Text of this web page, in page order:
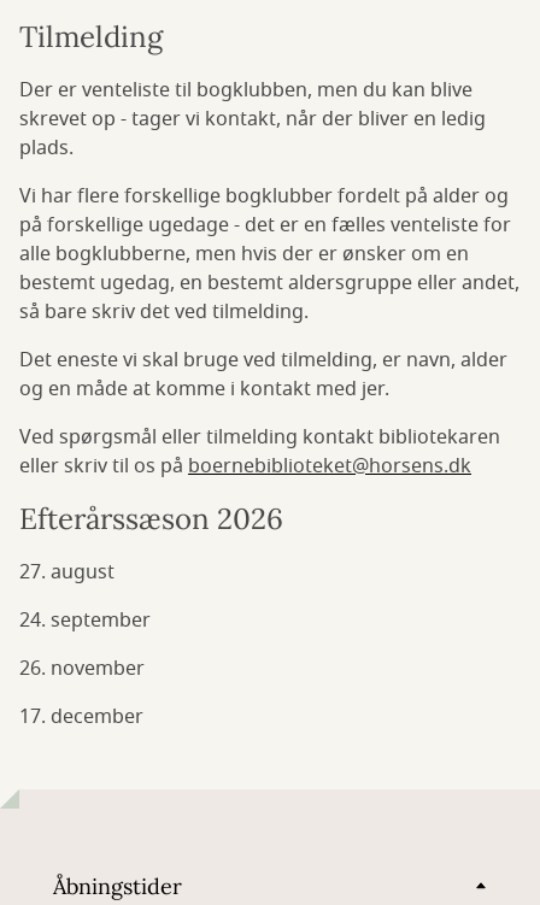
Tilmelding
Der er venteliste til bogklubben, men du kan blive
skrevet op - tager vi kontakt, når der bliver en ledig
plads.
Vi har flere forskellige bogklubber fordelt på alder og
på forskellige ugedage - det er en fælles venteliste for
alle bogklubberne, men hvis der er ønsker om en
bestemt ugedag, en bestemt aldersgruppe eller andet,
så bare skriv det ved tilmelding.
Det eneste vi skal bruge ved tilmelding, er navn, alder
og en måde at komme i kontakt med jer.
Ved spørgsmål eller tilmelding kontakt bibliotekaren
eller skriv til os på boernebiblioteket@horsens.dk
Efterårssæson 2026
27. august
24. september
26. november
17. december
Åbningstider